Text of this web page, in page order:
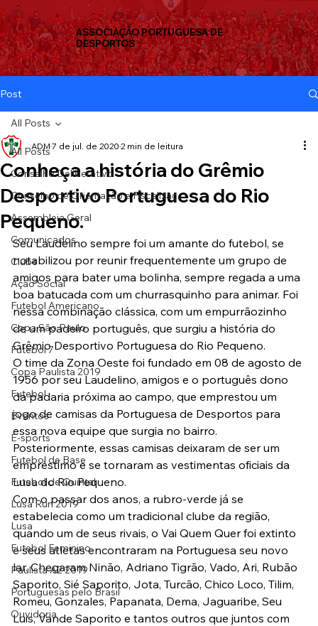
ASSOCIAÇÃO PORTUGUESA DE
DESPORTOS
Post
All Posts
Conselho Deliberativo
Conselho de Orientação e Fiscalizaç
Assembleia Geral
Comunicados
Clube
Ação Social
Futebol Americano
Copa São Paulo
Futebol 7
Copa Paulista 2019
Futebol
Eventos
E-sports
Futebol de Base
Futebol de Quintal
Lusa Run 2019
Lusa
Futebol Feminino
Paulista A2 2019
Portuguesas pelo Brasil
Ouvidoria
All Posts
Conheça a história do Grêmio
Desportivo Portuguesa do Rio
Pequeno.
ADM 7 de jul. de 2020 2 min de leitura
Seu Laudelino sempre foi um amante do futebol, se
notabilizou por reunir frequentemente um grupo de
amigos para bater uma bolinha, sempre regada a uma
boa batucada com um churrasquinho para animar. Foi
nessa combinação clássica, com um empurrãozinho
de um padeiro português, que surgiu a história do
Grêmio Desportivo Portuguesa do Rio Pequeno.
O time da Zona Oeste foi fundado em 08 de agosto de
1956 por seu Laudelino, amigos e o português dono
da padaria próxima ao campo, que emprestou um
jogo de camisas da Portuguesa de Desportos para
essa nova equipe que surgia no bairro.
Posteriormente, essas camisas deixaram de ser um
empréstimo e se tornaram as vestimentas oficiais da
Lusa do Rio Pequeno.
Com o passar dos anos, a rubro-verde já se
estabelecia como um tradicional clube da região,
quando um de seus rivais, o Vai Quem Quer foi extinto
e seus atletas encontraram na Portuguesa seu novo
lar. Chegaram Ninão, Adriano Tigrão, Vado, Ari, Rubão
Saporito, Sié Saporito, Jota, Turcão, Chico Loco, Tilim,
Romeu, Gonzales, Papanata, Dema, Jaguaribe, Seu
Luis, Vande Saporito e tantos outros que juntos com